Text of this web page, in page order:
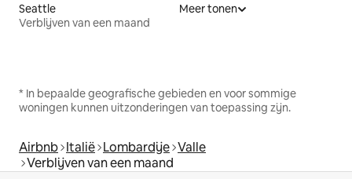
Seattle
Verblijven van een maand
Meer tonen
* In bepaalde geografische gebieden en voor sommige
woningen kunnen uitzonderingen van toepassing zijn.
Airbnb Italië Lombardije Valle
Verblijven van een maand